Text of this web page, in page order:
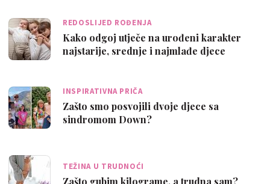
REDOSLIJED ROĐENJA
Kako odgoj utječe na urođeni karakter
najstarije, srednje i najmlađe djece
INSPIRATIVNA PRIČA
Zašto smo posvojili dvoje djece sa
sindromom Down?
TEŽINA U TRUDNOĆI
Zašto gubim kilograme, a trudna sam?